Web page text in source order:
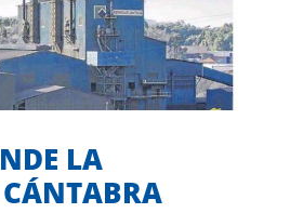
LA INDUSTRIA
iniciativas
LA